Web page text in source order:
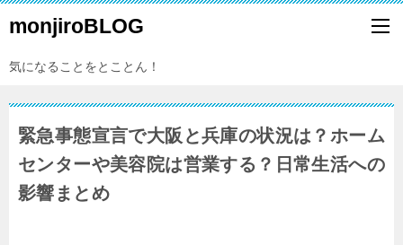
monjiroBLOG
気になることをとことん！
緊急事態宣言で大阪と兵庫の状況は？ホーム
センターや美容院は営業する？日常生活への
影響まとめ